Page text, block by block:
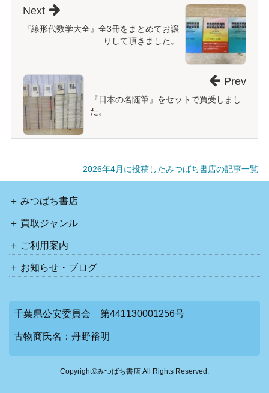
『線形代数学大全』全3冊をまとめてお譲
りして頂きました。
Next
『日本の名随筆』をセットで買受しまし
た。
Prev
2026年4月に投稿したみつばち書店の記事一覧
みつばち書店
買取ジャンル
ご利用案内
お知らせ・ブログ
千葉県公安委員会 第441130001256号
古物商氏名：丹野裕明
Copyright©みつばち書店 All Rights Reserved.